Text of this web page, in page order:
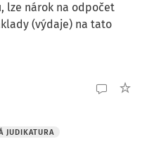
lze nárok na odpočet
(výdaje) na tato
JUDIKATURA